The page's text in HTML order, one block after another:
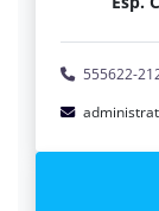
555622-